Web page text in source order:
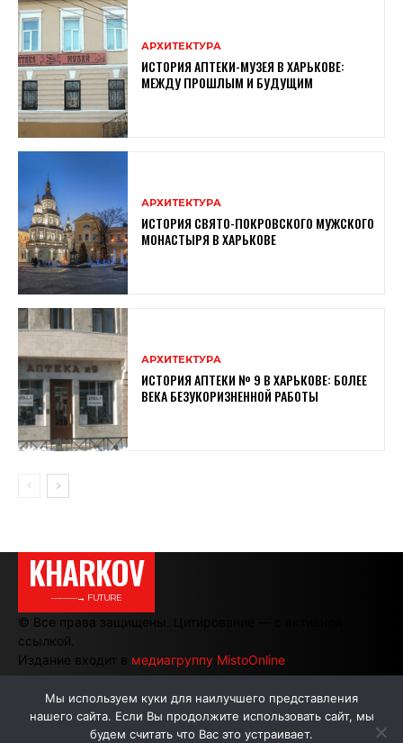
АРХИТЕКТУРА
ИСТОРИЯ АПТЕКИ-МУЗЕЯ В ХАРЬКОВЕ:
МЕЖДУ ПРОШЛЫМ И БУДУЩИМ
АРХИТЕКТУРА
ИСТОРИЯ СВЯТО-ПОКРОВСКОГО МУЖСКОГО
МОНАСТЫРЯ В ХАРЬКОВЕ
АРХИТЕКТУРА
ИСТОРИЯ АПТЕКИ № 9 В ХАРЬКОВЕ: БОЛЕЕ
ВЕКА БЕЗУКОРИЗНЕННОЙ РАБОТЫ
KHARKOV
———→ FUTURE
© Все права защищены. Цитирование — с активной
ссылкой.
Издание входит в медиагруппу MistoOnline
АВТОРЫ РЕКЛАМА НА САЙТЕ
Мы используем куки для наилучшего представления
нашего сайта. Если Вы продолжите использовать сайт, мы
будем считать что Вас это устраивает.